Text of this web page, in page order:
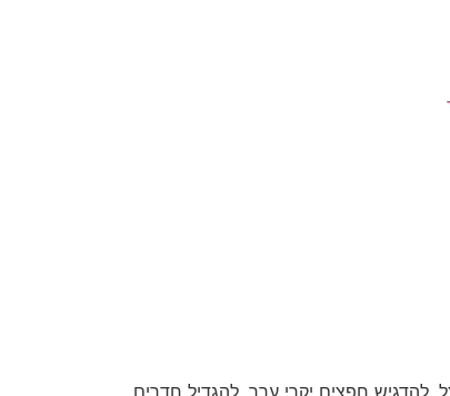
להדגיש חפצים יקרי ערך, להגדיל חדרים